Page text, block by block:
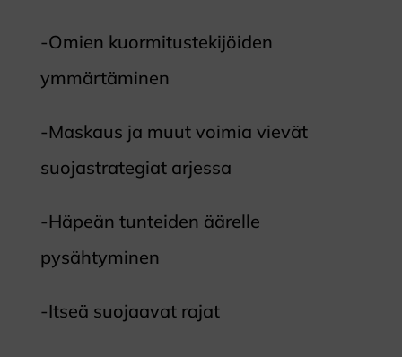
-Omien kuormitustekijöiden
ymmärtäminen
-Maskaus ja muut voimia vievät
suojastrategiat arjessa
-Häpeän tunteiden äärelle
pysähtyminen
-Itseä suojaavat rajat